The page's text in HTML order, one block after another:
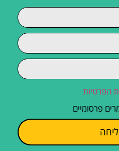
הפרטיות
פרסומיים